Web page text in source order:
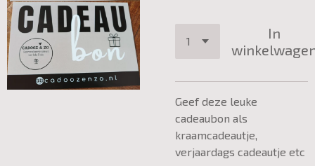
In
Geef deze leuke
cadeaubon als
kraamcadeautje,
verjaardags cadeautje etc